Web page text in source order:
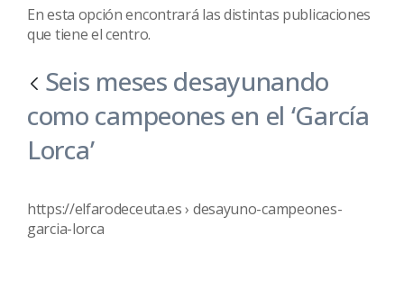
En esta opción encontrará las distintas publicaciones
que tiene el centro.
Seis meses desayunando
como campeones en el ‘García
Lorca’
https://elfarodeceuta.es › desayuno-campeones-
garcia-lorca